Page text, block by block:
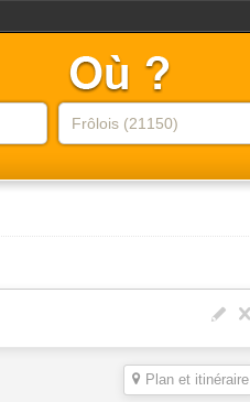
Plan et itinéraire